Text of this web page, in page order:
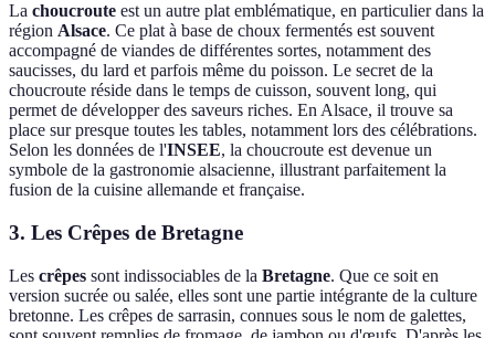
La choucroute est un autre plat emblématique, en particulier dans la
région Alsace. Ce plat à base de choux fermentés est souvent
accompagné de viandes de différentes sortes, notamment des
saucisses, du lard et parfois même du poisson. Le secret de la
choucroute réside dans le temps de cuisson, souvent long, qui
permet de développer des saveurs riches. En Alsace, il trouve sa
place sur presque toutes les tables, notamment lors des célébrations.
Selon les données de l'INSEE, la choucroute est devenue un
symbole de la gastronomie alsacienne, illustrant parfaitement la
fusion de la cuisine allemande et française.
3. Les Crêpes de Bretagne
Les crêpes sont indissociables de la Bretagne. Que ce soit en
version sucrée ou salée, elles sont une partie intégrante de la culture
bretonne. Les crêpes de sarrasin, connues sous le nom de galettes,